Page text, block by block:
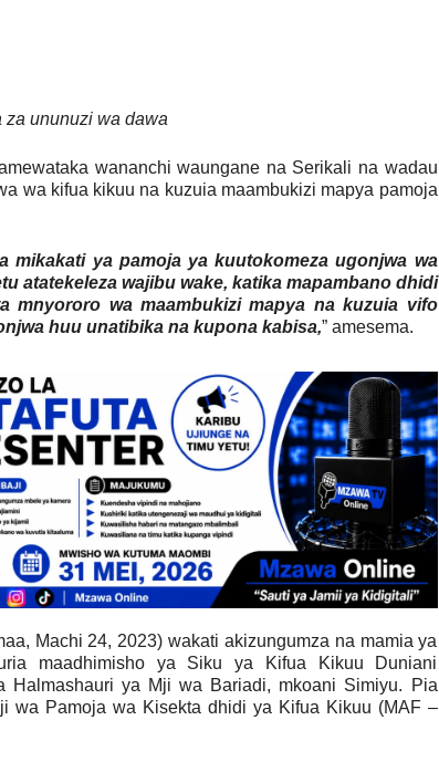
ununuzi wa dawa
wananchi waungane na Serikali na wadau
wa kifua kikuu na kuzuia maambukizi mapya pamoja
mikakati ya pamoja ya kuutokomeza ugonjwa wa
atatekeleza wajibu wake, katika mapambano dhidi
mnyororo wa maambukizi mapya na kuzuia vifo
huu unatibika na kupona kabisa,” amesema.
Machi 24, 2023) wakati akizungumza na mamia ya
maadhimisho ya Siku ya Kifua Kikuu Duniani
Halmashauri ya Mji wa Bariadi, mkoani Simiyu. Pia
wa Pamoja wa Kisekta dhidi ya Kifua Kikuu (MAF –